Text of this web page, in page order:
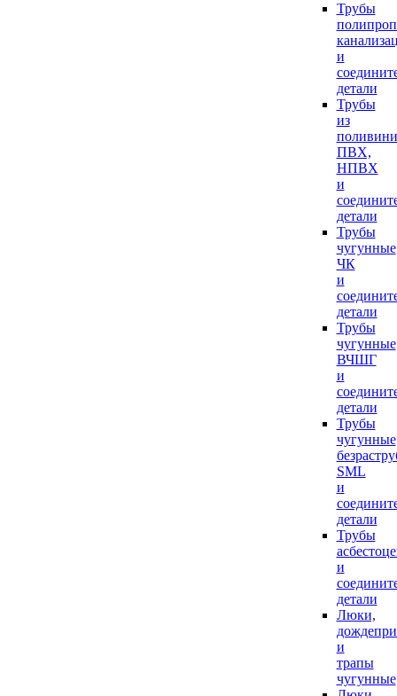
Трубы
и
детали
Трубы
из
ПВХ,
НПВХ
и
детали
Трубы
чугунные
ЧК
и
детали
Трубы
чугунные
ВЧШГ
и
детали
Трубы
чугунные
SML
и
детали
Трубы
и
детали
Люки,
и
трапы
чугунные